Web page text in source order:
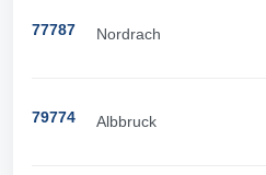
77787 Nordrach
79774 Albbruck